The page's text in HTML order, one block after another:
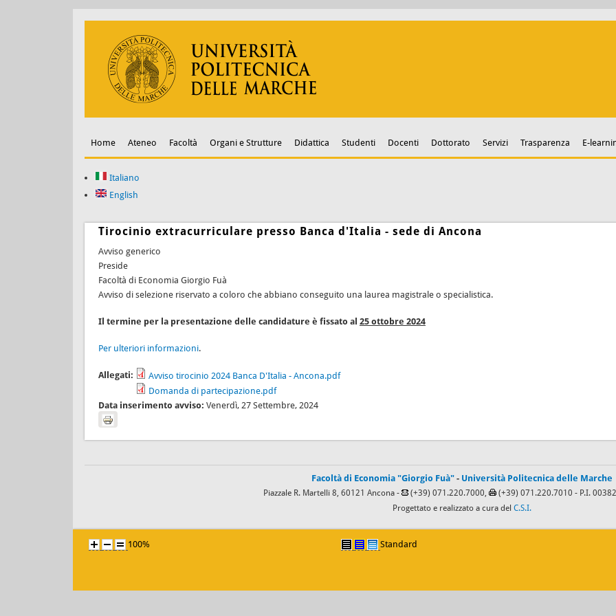
Home Ateneo Facoltà Organi e Strutture Didattica Studenti Docenti Dottorato Servizi Trasparenza E-
Italiano
English
Tirocinio extracurriculare presso Banca d'Italia - sede di Ancona
Avviso generico
Preside
Facoltà di Economia Giorgio Fuà
Avviso di selezione riservato a coloro che abbiano conseguito una laurea magistrale o specialistica.
Il termine per la presentazione delle candidature è fissato al 25 ottobre 2024
Per ulteriori informazioni.
Allegati:
Avviso tirocinio 2024 Banca D'Italia - Ancona.pdf
Domanda di partecipazione.pdf
Data inserimento avviso: Venerdì, 27 Settembre, 2024
Facoltà di Economia "Giorgio Fuà" - Università Politecnica delle Marche
Piazzale R. Martelli 8, 60121 Ancona - (+39) 071.220.7000, (+39) 071.220.7010 - P.I.
Progettato e realizzato a cura del C.S.I.
100% Standard